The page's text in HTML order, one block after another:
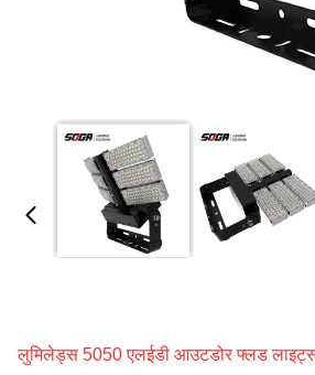
लुमिलेड्स 5050 एलईडी आउटडोर फ्लड